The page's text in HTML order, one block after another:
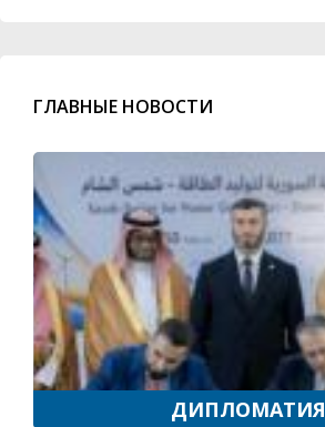
ГЛАВНЫЕ НОВОСТИ
ДИПЛОМАТИЯ